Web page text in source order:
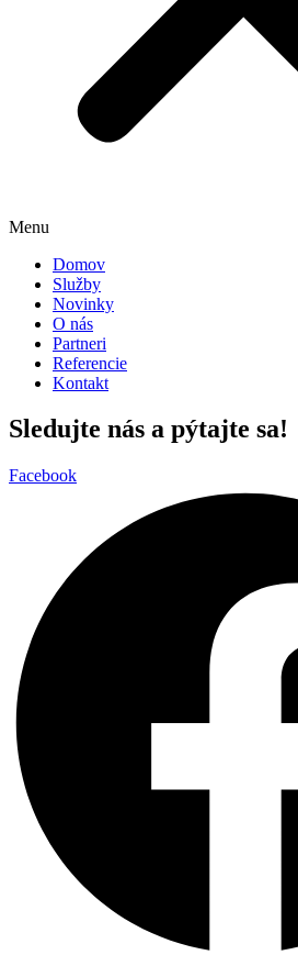
Menu
Domov
Služby
Novinky
O nás
Partneri
Referencie
Kontakt
Sledujte nás a pýtajte sa!
Facebook